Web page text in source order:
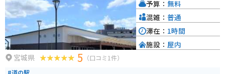
ているので、バイクでのツーリングにも最適なエリアです。 厳美渓を訪れた
際には、ぜひ道の駅 厳美渓にも立ち寄ってみてください。
宮城県 5 （口コミ1件）
予算： 無料
混雑： 普通
滞在： 1時間
施設： 屋内